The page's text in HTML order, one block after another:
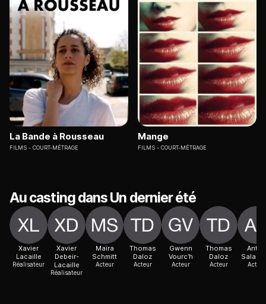
La Bande à Rousseau
FILMS COURT-MÉTRAGE
Mange
FILMS COURT-MÉTRAGE
Au casting dans Un dernier été
Xavier
Lacaille
Réalisateur
Xavier
Debeir-
Lacaille
Réalisateur
Maïra
Schmitt
Acteur
Thomas
Daloz
Acteur
Gwenn
Vourc’h
Acteur
Thomas
Daloz
Acteur
Anton
Acteur